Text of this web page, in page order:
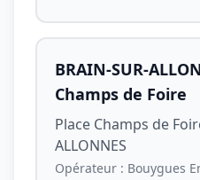
BRAIN-SUR-
Champs de Foire
Place Champs de
ALLONNES
Opérateur : Bouygues